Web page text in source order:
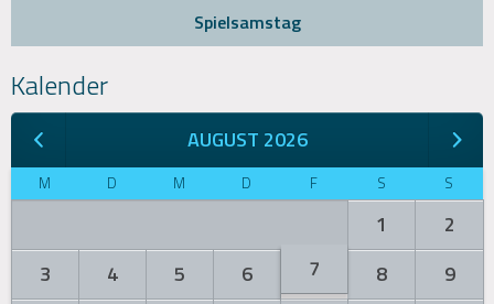
Spielsamstag
Kalender
AUGUST 2026
M D M D F S S
1
2
3
4 5 6 7 8
9